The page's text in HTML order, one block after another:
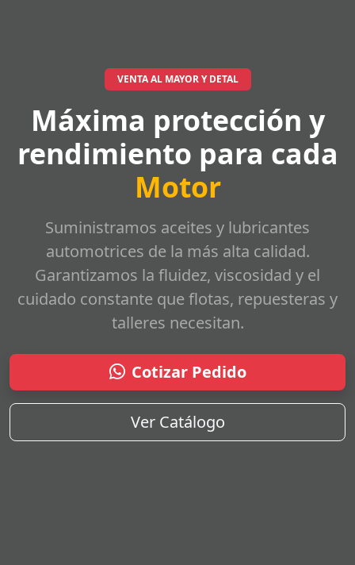
VENTA AL MAYOR Y DETAL
Máxima protección y
rendimiento para cada
Motor
Suministramos aceites y lubricantes
automotrices de la más alta calidad.
Garantizamos la fluidez, viscosidad y el
cuidado constante que flotas, repuesteras y
talleres necesitan.
Cotizar Pedido
Ver Catálogo